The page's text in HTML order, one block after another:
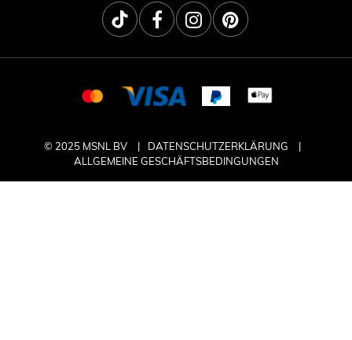
© 2025 MSNL BV
DATENSCHUTZERKLÄRUNG
ALLGEMEINE GESCHÄFTSBEDINGUNGEN